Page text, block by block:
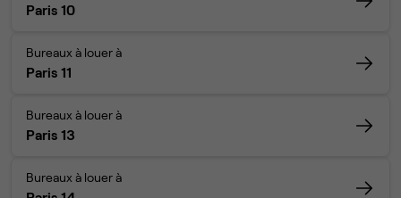
Paris 10
Bureaux à louer à
Paris 11
Bureaux à louer à
Paris 13
Bureaux à louer à